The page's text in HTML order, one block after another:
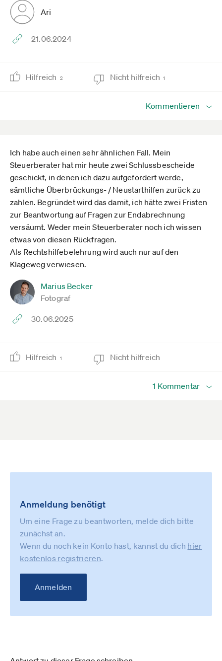
Ari
21.06.2024
Hilfreich 2 Nicht hilfreich 1
Kommentieren
Ich habe auch einen sehr ähnlichen Fall. Mein
Steuerberater hat mir heute zwei Schlussbescheide
geschickt, in denen ich dazu aufgefordert werde,
sämtliche Überbrückungs- / Neustarthilfen zurück zu
zahlen. Begründet wird das damit, ich hätte zwei Fristen
zur Beantwortung auf Fragen zur Endabrechnung
versäumt. Weder mein Steuerberater noch ich wissen
etwas von diesen Rückfragen.
Als Rechtshilfebelehrung wird auch nur auf den
Klageweg verwiesen.
Marius Becker
Fotograf
30.06.2025
Hilfreich 1 Nicht hilfreich
1 Kommentar
Anmeldung benötigt
Um eine Frage zu beantworten, melde dich bitte
zunächst an.
Wenn du noch kein Konto hast, kannst du dich hier
kostenlos registrieren.
Anmelden